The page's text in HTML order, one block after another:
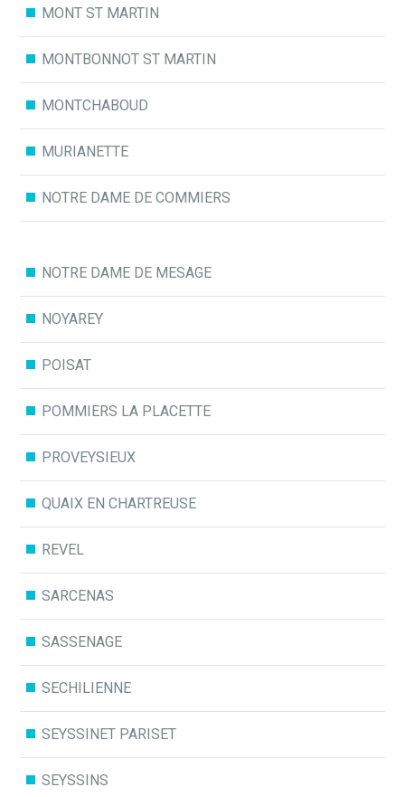
MONT ST MARTIN
MONTBONNOT ST MARTIN
MONTCHABOUD
MURIANETTE
NOTRE DAME DE COMMIERS
NOTRE DAME DE MESAGE
NOYAREY
POISAT
POMMIERS LA PLACETTE
PROVEYSIEUX
QUAIX EN CHARTREUSE
REVEL
SARCENAS
SASSENAGE
SECHILIENNE
SEYSSINET PARISET
SEYSSINS